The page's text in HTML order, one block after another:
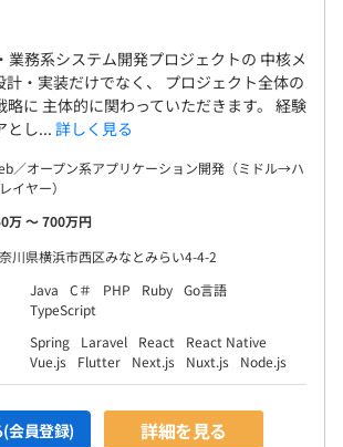
業務系システム開発プロジェクトの 中核メ
計・実装だけでなく、 プロジェクト全体の
略に 主体的に関わっていただきます。 経験
とし... 詳しく見る
／オープン系アプリケーション開発（ミドル→ハ
イヤー）
万 〜 700万円
川県横浜市西区みなとみらい4-4-2
Java C＃ PHP Ruby Go言語
TypeScript
Spring Laravel React
React Native
Vue.js
Flutter Next.js Nuxt.js Node.js
会員登録) 詳細を見る